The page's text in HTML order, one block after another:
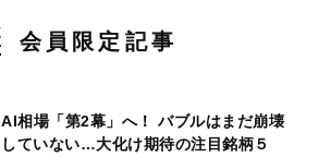
会員限定記事
AI相場「第2幕」へ！ バブルはまだ崩壊
していない…大化け期待の注目銘柄５